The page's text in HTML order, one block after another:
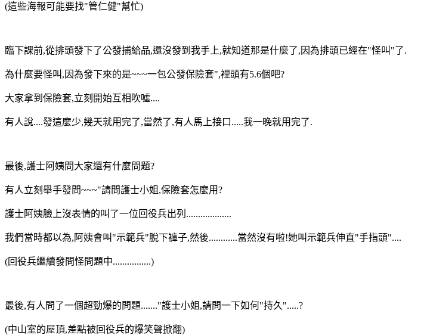
(這些海報可能要找"管仁健"幫忙)
臨下課前,從排頭發下了公發捕給品,還沒發到我手上,就知道那是什麼了,因為排頭已經在"怪叫"了.
為什麼要怪叫,因為發下來的是~~~一包公發保險套",裡頭有5.6個吧?
大家拿到保險套,立刻開始互相吹噓....
有人說....發這麼少,幾天就用完了,當然了,有人馬上接口.....我一晚就用完了.
最後,護士阿姨問大家還有什麼問題?
有人立刻舉手發問~~~"請問護士小姐,保險套怎麼用?
護士阿姨臉上沒表情的叫了一位回役兵出列...................
我們當時都以為,阿姨會叫"示範兵"脫下褲子,然後............當然沒有啦!她叫示範兵伸直"手指頭"....
(回役兵繼續發問怪問題中................)
最後,有人問了一個超勁爆的問題......."護士小姐,請問一下如何"持久".....?
(中山室的屋頂,差點被回役兵的爆笑聲掀翻)